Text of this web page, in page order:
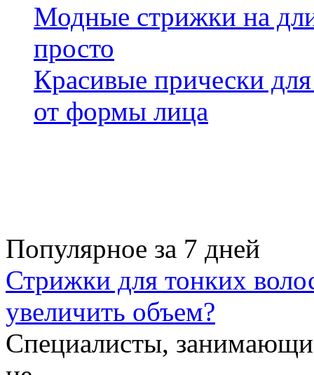
Модные стрижки на
просто
Красивые прически
от формы лица
Популярное за 7 дней
Стрижки для тонких
увеличить объем?
Специалисты,